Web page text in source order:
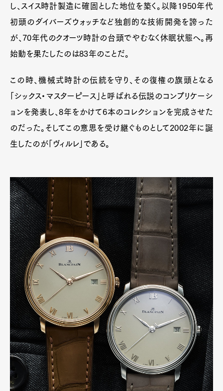
し、スイス時計製造に確固とした地位を築く。以降1950年代
初頭のダイバーズウォッチなど独創的な技術開発を誇った
が、70年代のクオーツ時計の台頭でやむなく休眠状態へ。再
始動を果たしたのは83年のことだ。
この時、機械式時計の伝統を守り、その復権の旗頭となる
「シックス・マスターピース」と呼ばれる伝説のコンプリケーシ
ョンを発表し、8年をかけて6本のコレクションを完成させた
のだった。そしてこの意思を受け継ぐものとして2002年に誕
生したのが「ヴィルレ」である。